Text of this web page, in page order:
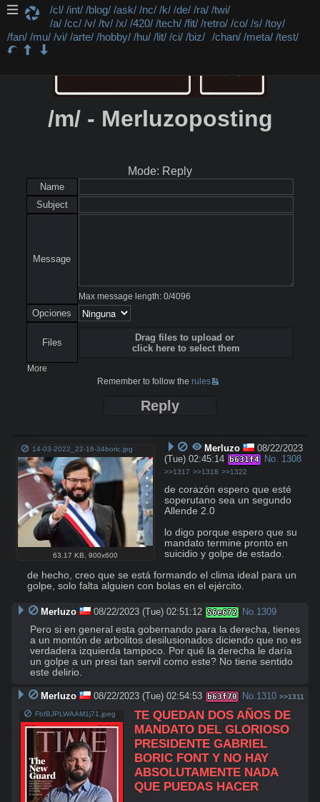
/cl/ /int/ /blog/ /ask/ /nc/ /k/ /de/ /ra/ /twi/
/a/ /cc/ /v/ /tv/ /x/ /420/ /tech/ /fit/ /retro/ /co/ /s/ /toy/
/fan/ /mu/ /vi/ /arte/ /hobby/ /hu/ /lit/ /ci/ /biz/ /chan/ /meta/ /test/
/m/ - Merluzoposting
Mode: Reply
Name
Subject
Message
Max message length: 0/4096
Opciones
Files
Drag files to upload or
click here to select them
More
Remember to follow therules
Reply
14-03-2022_22-16-34boric.jpg
63.17 KB ,900x600
Merluzo
08/22/2023
(Tue) 02:45:14
b631f4 No. 1308
>>1317 >>1318 >>1322
de corazón espero que esté
soperutano sea un segundo
Allende 2.0
lo digo porque espero que su
mandato termine pronto en
suicidio y golpe de estado.
de hecho, creo que se está formando el clima ideal para un
golpe, solo falta alguien con bolas en el ejército.
Merluzo 08/22/2023 (Tue) 02:51:12 56e672 No.1309
Pero si en general esta gobernando para la derecha, tienes
a un montón de arbolitos desilusionados diciendo que no es
verdadera izquierda tampoco. Por qué la derecha le daría
un golpe a un presi tan servil como este? No tiene sentido
este delirio.
Merluzo 08/22/2023 (Tue) 02:54:53 b63f70 No.1310 >>1311
FbfBJPLWAAM1j71.jpeg
TE QUEDAN DOS AÑOS DE
MANDATO DEL GLORIOSO
PRESIDENTE GABRIEL
BORIC FONT Y NO HAY
ABSOLUTAMENTE NADA
QUE PUEDAS HACER